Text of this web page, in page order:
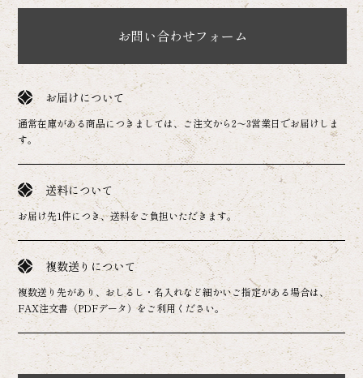
お問い合わせフォーム
お届けについて
通常在庫がある商品につきましては、ご注文から2～3営業日でお届けしま
す。
送料について
お届け先1件につき、送料をご負担いただきます。
複数送りについて
複数送り先があり、おしるし・名入れなど細かいご指定がある場合は、
FAX注文書（PDFデータ）をご利用ください。